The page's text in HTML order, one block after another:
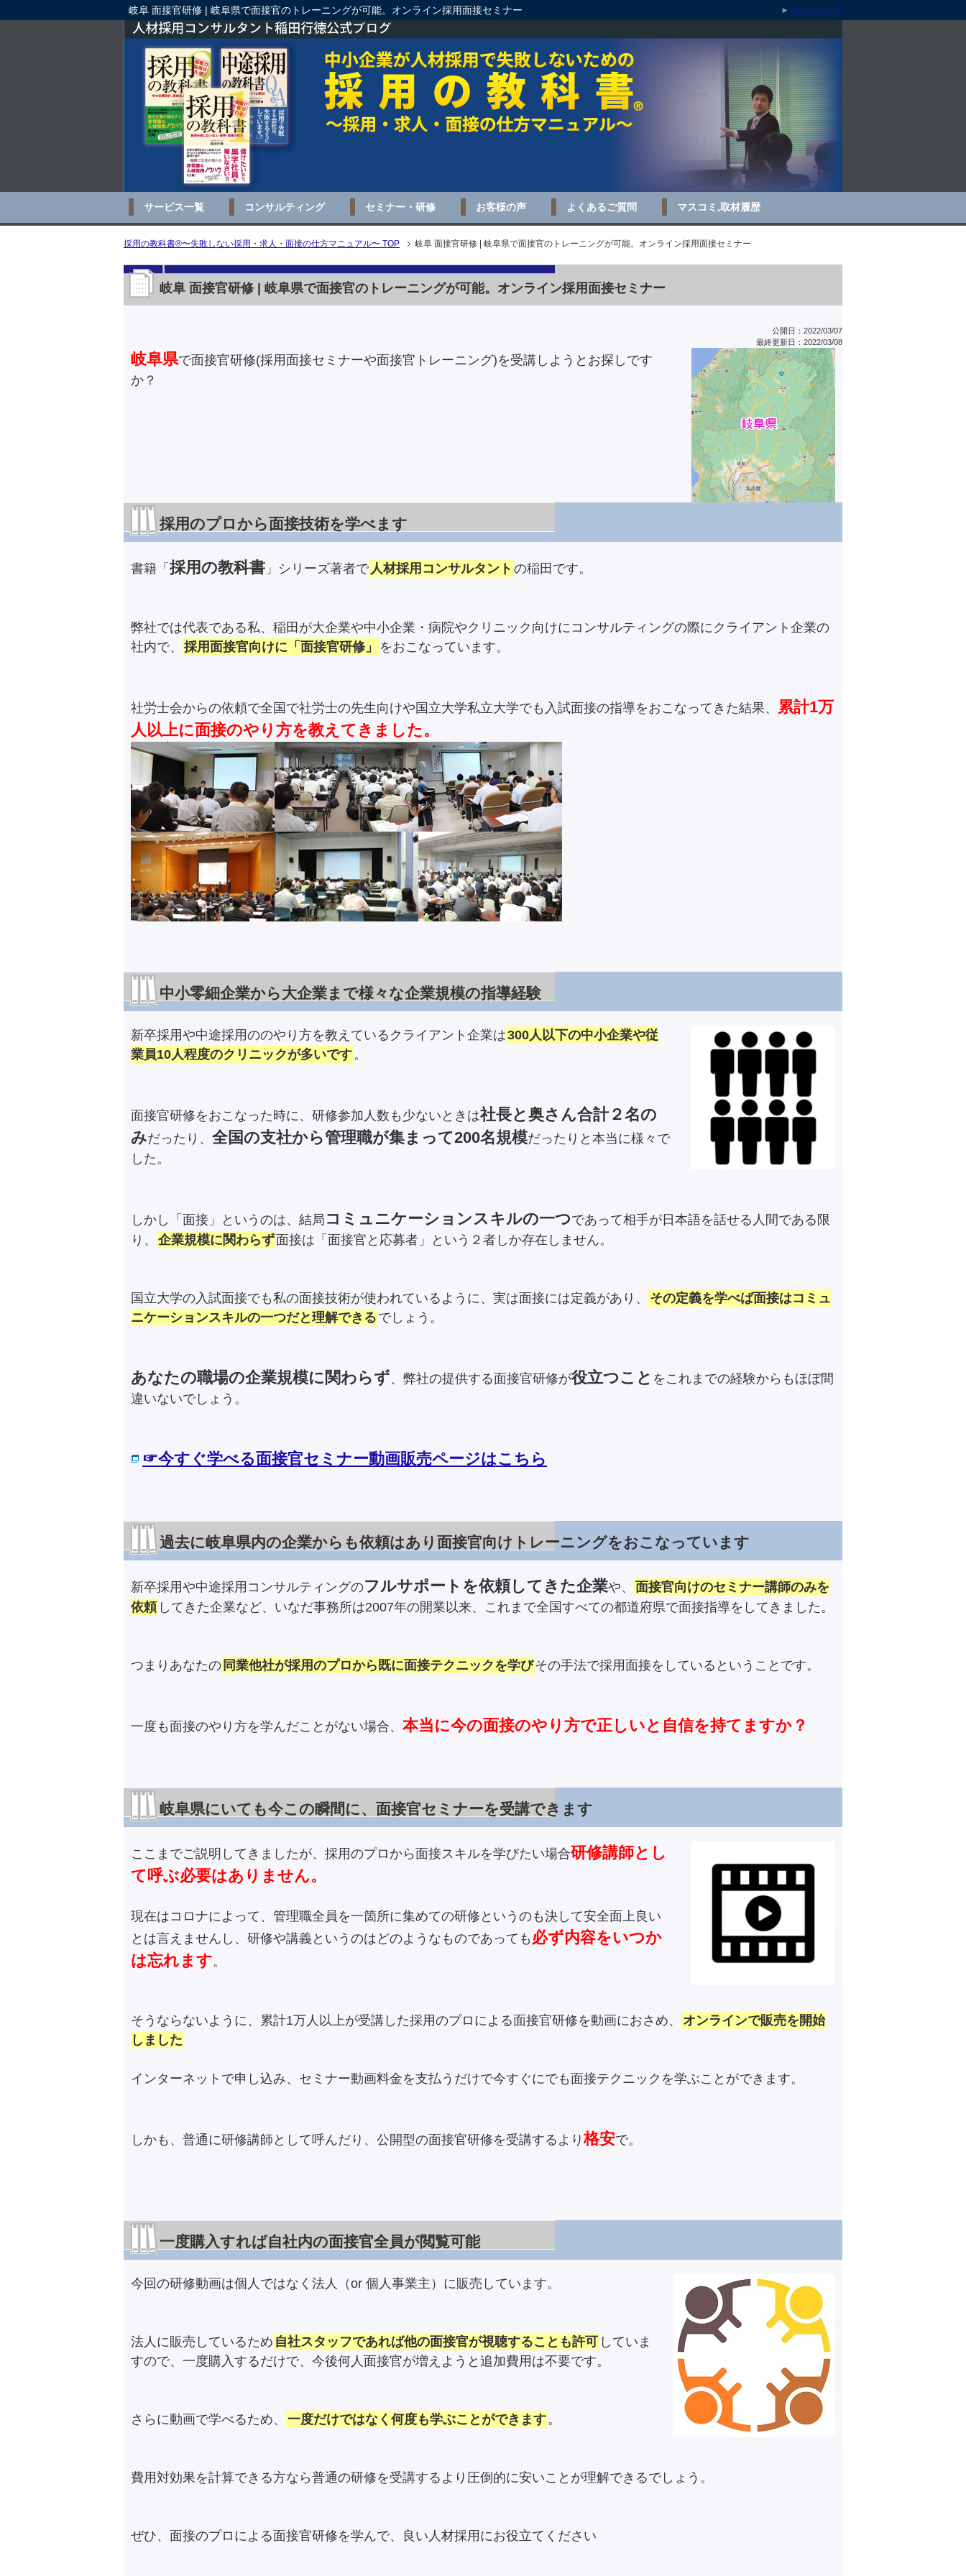
岐阜 面接官研修 | 岐阜県で面接官のトレーニングが可能。オンライン採用面接セミナー
サービス一覧 コンサルティング セミナー・研修 お客様の声 よくあるご質問 マスコミ,取材履歴
採用の教科書®〜失敗しない採用・求人・面接の仕方マニュアル〜 TOP 岐阜 面接官研修 | 岐阜県で面接官のトレーニングが可能。オンライン採用面接セミナー
岐阜 面接官研修 | 岐阜県で面接官のトレーニングが可能。オンライン採用面接セミナー
公開日：2022/03/07
最終更新日：2022/03/08
岐阜県で面接官研修(採用面接セミナーや面接官トレーニング)を受講しようとお探しです
か？
採用のプロから面接技術を学べます
書籍「 採用の教科書 」シリーズ著者で 人材採用コンサルタント の稲田です。
弊社では代表である私、稲田が大企業や中小企業・病院やクリニック向けにコンサルティングの際にクライアント企業の
社内で、 採用面接官向けに「面接官研修」 をおこなっています。
社労士会からの依頼で全国で社労士の先生向けや国立大学私立大学でも入試面接の指導をおこなってきた結果、
累計1万
人以上に面接のやり方を教えてきました。
中小零細企業から大企業まで様々な企業規模の指導経験
新卒採用や中途採用ののやり方を教えているクライアント企業は300人以下の中小企業や従
業員10人程度のクリニックが多いです 。
面接官研修をおこなった時に、研修参加人数も少ないときは社長と奥さん合計２名の
みだったり、 全国の支社から管理職が集まって200名規模だったりと本当に様々で
した。
しかし「面接」というのは、結局 コミュニケーションスキルの一つであって相手が日本語を話せる人間である限
り、 企業規模に関わらず面接は「面接官と応募者」という２者しか存在しません。
国立大学の入試面接でも私の面接技術が使われているように、実は面接には定義があり、
その定義を学べば面接はコミュ
ニケーションスキルの一つだと理解できる でしょう。
あなたの職場の企業規模に関わらず、弊社の提供する面接官研修が役立つこと をこれまでの経験からもほぼ間
違いないでしょう。
☞今すぐ学べる面接官セミナー動画販売ページはこちら
過去に岐阜県内の企業からも依頼はあり面接官向けトレーニングをおこなっています
新卒採用や中途採用コンサルティングのフルサポートを依頼してきた企業や、 面接官向けのセミナー講師のみを
依頼 してきた企業など、いなだ事務所は2007年の開業以来、これまで全国すべての都道府県で面接指導をしてきました。
つまりあなたの 同業他社が採用のプロから既に面接テクニックを学びその手法で採用面接をしているということです。
一度も面接のやり方を学んだことがない場合、 本当に今の面接のやり方で正しいと自信を持てますか？
岐阜県にいても今この瞬間に、面接官セミナーを受講できます
ここまでご説明してきましたが、採用のプロから面接スキルを学びたい場合研修講師とし
て呼ぶ必要はありません。
現在はコロナによって、管理職全員を一箇所に集めての研修というのも決して安全面上良い
とは言えませんし、研修や講義というのはどのようなものであっても 必ず内容をいつか
は忘れます。
そうならないように、累計1万人以上が受講した採用のプロによる面接官研修を動画におさめ、
オンラインで販売を開始
しました
インターネットで申し込み、セミナー動画料金を支払うだけで今すぐにでも面接テクニックを学ぶことができます。
しかも、普通に研修講師として呼んだり、公開型の面接官研修を受講するより格安で。
一度購入すれば自社内の面接官全員が閲覧可能
今回の研修動画は個人ではなく法人（or 個人事業主）に販売しています。
法人に販売しているため 自社スタッフであれば他の面接官が視聴することも許可 していま
すので、一度購入するだけで、今後何人面接官が増えようと追加費用は不要です。
さらに動画で学べるため、 一度だけではなく何度も学ぶことができます 。
費用対効果を計算できる方なら普通の研修を受講するより圧倒的に安いことが理解できるでしょう。
ぜひ、面接のプロによる面接官研修を学んで、良い人材採用にお役立てください
サイトマップ